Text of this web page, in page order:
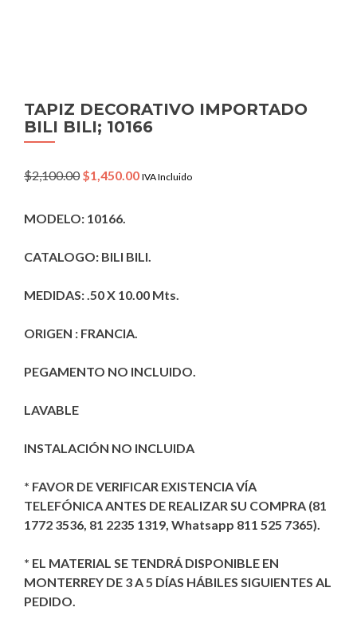
TAPIZ DECORATIVO IMPORTADO
BILI BILI; 10166
$2,100.00 Original
$2,100.00.
$1,450.00Current
IVA Incluido
MODELO: 10166.
CATALOGO: BILI BILI.
MEDIDAS: .50 X 10.00 Mts.
ORIGEN : FRANCIA.
PEGAMENTO NO INCLUIDO.
LAVABLE
INSTALACIÓN NO INCLUIDA
* FAVOR DE VERIFICAR EXISTENCIA VÍA
TELEFÓNICA ANTES DE REALIZAR SU COMPRA (81
1772 3536, 81 2235 1319, Whatsapp 811 525 7365).
* EL MATERIAL SE TENDRÁ DISPONIBLE EN
MONTERREY DE 3 A 5 DÍAS HÁBILES SIGUIENTES AL
PEDIDO.